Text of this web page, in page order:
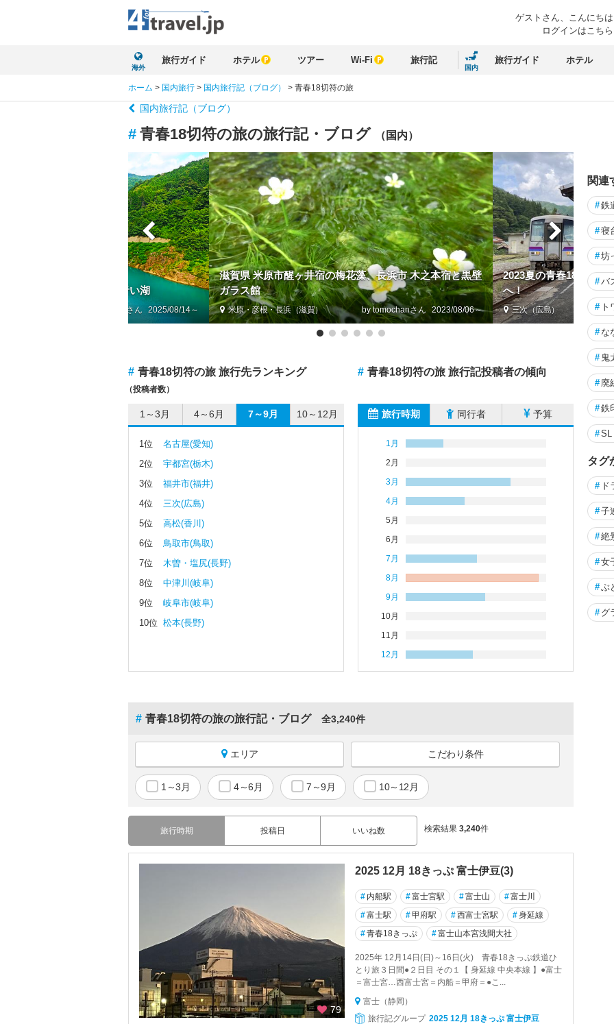
ゲストさん、 こんにちは
ログインはこちら
海外
旅行ガイド ホテル ツアー Wi-Fi 旅行記
国内
旅行ガイド ホテル
ホーム > 国内旅行 > 国内旅行記（ブログ） > 青春18切符の旅
国内旅行記（ブログ）
# 青春18切符の旅の旅行記・ブログ （国内）
滋賀県 米原市醒ヶ井宿の梅花藻、長浜市 木之本宿と黒壁
ガラス館
米原・彦根・長浜（滋賀） by tomochan 2023/08/06～
2023夏の青春18きっ
へ！
三次（広島）
ブルー&#128167; 魅惑の青い湖
2025/08/14～
# 青春18切符の旅 旅行先ランキング
（投稿者数）
1～3月 4～6月 7～9月 10～12月
1位
名古屋(愛知)
2位
宇都宮(栃木)
3位
福井市(福井)
4位
三次(広島)
5位
高松(香川)
6位
鳥取市(鳥取)
7位
木曽・塩尻(長野)
8位
中津川(岐阜)
9位
岐阜市(岐阜)
10位 松本(長野)
# 青春18切符の旅 旅行記投稿者の傾向
旅行時期 同行者 予算
1月
2月
3月
4月
5月
6月
7月
8月
9月
10月
11月
12月
# 青春18切符の旅の旅行記・ブログ 全3,240件
エリア こだわり条件
1～3月 4～6月 7～9月 10～12月
国内すべて
青森
岩手
福島
茨城
栃木
群馬
旅行時期 投稿日 いいね数 検索結果 3,240件
79
2025 12月 18きっぷ 富士伊豆(3)
# 内船駅 #富士宮駅 #富士山 #富士川
#富士駅 #甲府駅 #西富士宮駅 #身延線
#青春18きっぷ #富士山本宮浅間大社
2025年 12月14日(日)～16日(火) 青春18きっぷ鉄道ひ
とり旅３日間●２日目 その１【 身延線 中央本線 】●富士
＝富士宮…西富士宮＝内船＝甲府＝●こ...
富士（静岡）
旅行記グループ 2025 12月 18きっぷ 富士伊豆
関連
#鉄
#寝
#坊
#バ
#
# な
# 鬼
# 廃
#鉄
#SL
タグ
# ド
#子
#絶
#女
#ぶ
# グ